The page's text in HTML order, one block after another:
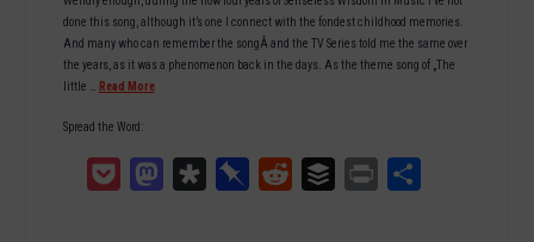
done this song, although it’s one I connect with the fondest childhood memories.
And many who can remember the songÂ and the TV Series told me the same over
the years, as it was a phenomenon back in the days. As the theme song of „The
little …
Read More
Spread the Word:
Pocket MastodonDiasporaPinboardReddit Buffer Print